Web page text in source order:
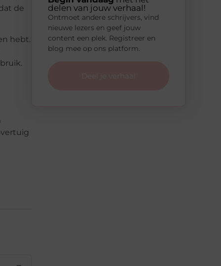
de
hebt.
delen van jouw verhaal!
Ontmoet andere schrijvers, vind
nieuwe lezers en geef jouw
content een plek. Registreer en
blog mee op ons platform.